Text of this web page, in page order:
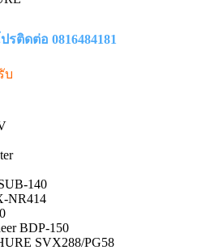
รติดต่อ 0816484181
บ
140
NR414
BDP-150
SVX288/PG58